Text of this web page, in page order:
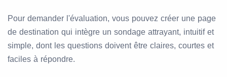
Pour demander l'évaluation, vous pouvez créer une page
de destination qui intègre un sondage attrayant, intuitif et
simple, dont les questions doivent être claires, courtes et
faciles à répondre.